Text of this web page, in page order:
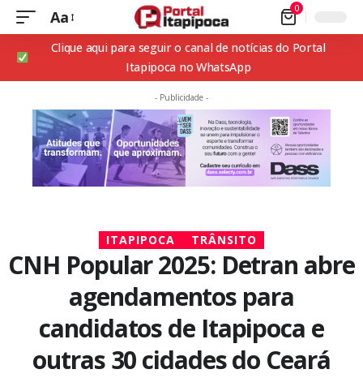
Aa 0
Clique aqui para seguir o canal de notícias do Portal
Itapipoca no WhatsApp
- Publicidade -
ITAPIPOCA TRÂNSITO
CNH Popular 2025: Detran abre
agendamentos para
candidatos de Itapipoca e
outras 30 cidades do Ceará